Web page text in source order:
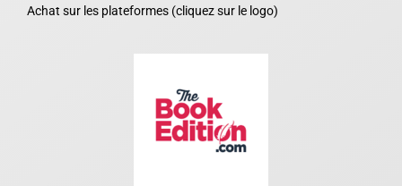
Achat sur les plateformes (cliquez sur le logo)